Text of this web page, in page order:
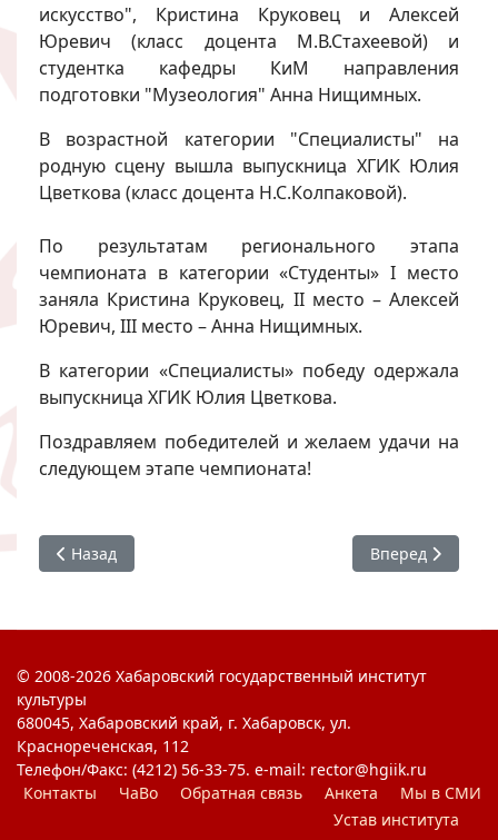
искусство", Кристина Круковец и Алексей
Юревич (класс доцента М.В.Стахеевой) и
студентка кафедры КиМ направления
подготовки "Музеология" Анна Нищимных.
В возрастной категории "Специалисты" на
родную сцену вышла выпускница ХГИК Юлия
Цветкова (класс доцента Н.С.Колпаковой).
По результатам регионального этапа
чемпионата в категории «Студенты» I место
заняла Кристина Круковец, II место – Алексей
Юревич, III место – Анна Нищимных.
В категории «Специалисты» победу одержала
выпускница ХГИК Юлия Цветкова.
Поздравляем победителей и желаем удачи на
следующем этапе чемпионата!
Предыдущий: Встреча с Е. О. Казаковым (РГСАИ)
Назад Следующий:
Вперед
© 2008-2026 Хабаровский государственный институт
культуры
680045, Хабаровский край, г. Хабаровск, ул.
Краснореченская, 112
Телефон/Факс: (4212) 56-33-75. e-mail: rector@hgiik.ru
Контакты
ЧаВо Обратная связь Анкета
Мы в СМИ
Устав института